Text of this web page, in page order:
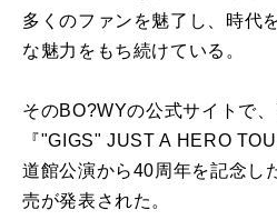
多くのファンを魅了し、時代
な魅力をもち続けている。
そのBO?WYの公式サイトで
『"GIGS" JUST A HERO
道館公演から40周年を記念し
売が発表された。